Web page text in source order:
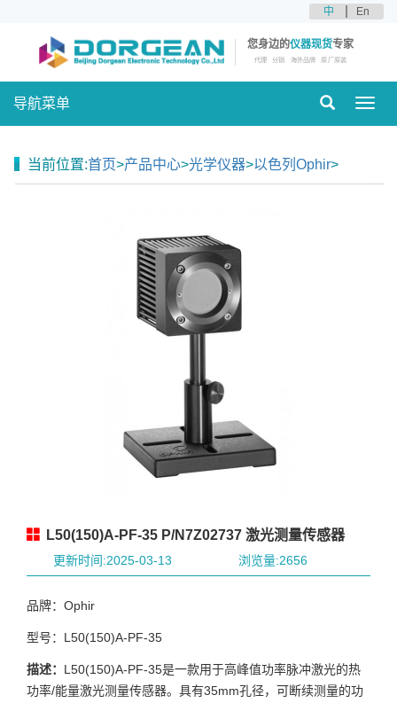
中 En
您身边的仪器现货专家
代理 分销 海外品牌 原厂原装
导航菜单
当前位置:首页>产品中心>光学仪器>以色列Ophir>
L50(150)A-PF-35 P/N7Z02737 激光测量传感器
更新时间:2025-03-13 浏览量:2656
品牌：Ophir
型号：L50(150)A-PF-35
描述： L50(150)A-PF-35是一款用于高峰值功率脉冲激光的热
功率/能量激光测量传感器。具有35mm孔径，可断续测量的功